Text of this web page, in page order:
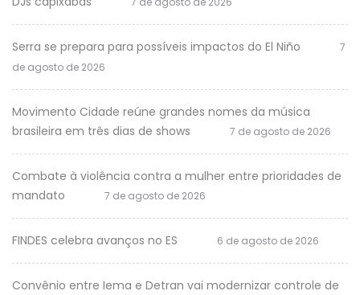
Serra se prepara para possíveis impactos do El Niño
7
de agosto de 2026
Movimento Cidade reúne grandes nomes da música
brasileira em três dias de shows
7 de agosto de 2026
Combate à violência contra a mulher entre prioridades de
mandato
7 de agosto de 2026
FINDES celebra avanços no ES 6 de agosto de 2026
Convênio entre Iema e Detran vai modernizar controle de